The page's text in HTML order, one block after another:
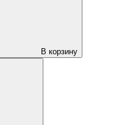
В корзину